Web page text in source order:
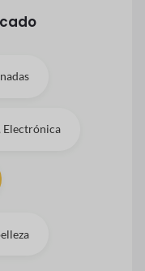
Electrónica